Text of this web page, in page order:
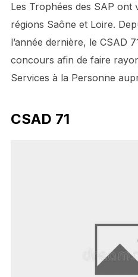
Les Trophées des SAP ont
régions Saône et Loire.
l’année dernière, le CSAD
concours afin de faire
Services à la Personne
CSAD 71